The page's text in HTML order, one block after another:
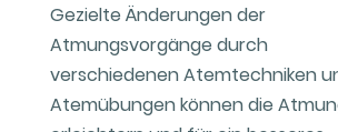
Gezielte Änderungen der
Atmungsvorgänge durch
verschiedenen Atemtechniken
Atemübungen können die